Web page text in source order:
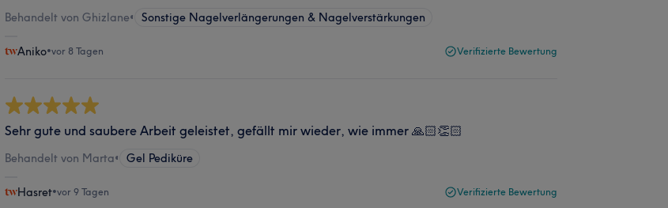
Behandelt von Ghizlane• Sonstige Nagelverlängerungen & Nagelverstärkungen
Aniko•vor 8 Tagen Verifizierte Bewertung
Sehr gute und saubere Arbeit geleistet, gefällt mir wieder, wie immer 🙏🏻👏🏻
Behandelt von Marta• Gel Pediküre
Hasret•vor 9 Tagen Verifizierte Bewertung